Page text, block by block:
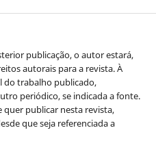
publicação, o autor estará,
autorais para a revista. À
do trabalho publicado,
periódico, se indicada a fonte.
publicar nesta revista,
que seja referenciada a